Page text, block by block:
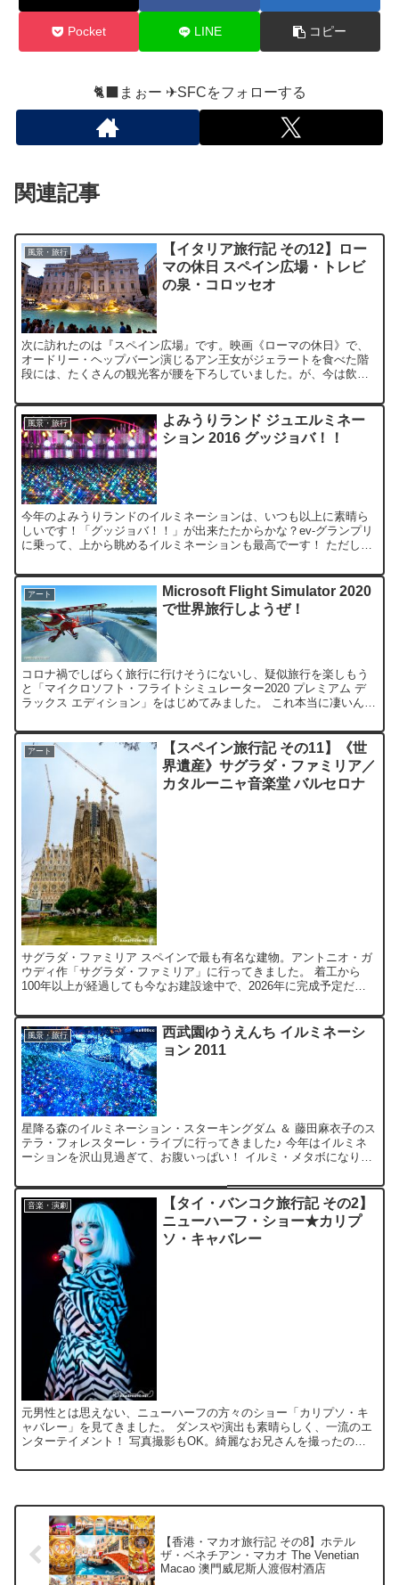
Pocket LINE コピー
🐈‍⬛まぉー ✈︎SFCをフォローする
関連記事
風景・旅行
【イタリア旅行記 その12】ロー
マの休日 スペイン広場・トレビ
の泉・コロッセオ
次に訪れたのは『スペイン広場』です。映画《ローマの休日》で、
オードリー・ヘップバーン演じるアン王女がジェラートを食べた階
段には、たくさんの観光客が腰を下ろしていました。が、今は飲食
噴...
風景・旅行
よみうりランド ジュエルミネー
ション 2016 グッジョバ！！
今年のよみうりランドのイルミネーションは、いつも以上に素晴ら
しいです！「グッジョバ！！」が出来たたからかな？ev-グランプリ
に乗って、上から眺めるイルミネーションも最高でーす！ ただし入
アート
Microsoft Flight Simulator 2020
で世界旅行しようぜ！
コロナ禍でしばらく旅行に行けそうにないし、疑似旅行を楽しもう
と「マイクロソフト・フライトシミュレーター2020 プレミアム デ
ラックス エディション」をはじめてみました。 これ本当に凄いんで
アート
【スペイン旅行記 その11】《世
界遺産》サグラダ・ファミリア／
カタルーニャ音楽堂 バルセロナ
サグラダ・ファミリア スペインで最も有名な建物。アントニオ・ガ
ウディ作「サグラダ・ファミリア」に行ってきました。 着工から
100年以上が経過しても今なお建設途中で、2026年に完成予定だそ
風景・旅行
西武園ゆうえんち イルミネーシ
ョン 2011
星降る森のイルミネーション・スターキングダム ＆ 藤田麻衣子のス
テラ・フォレスターレ・ライブに行ってきました♪ 今年はイルミネ
ーションを沢山見過ぎて、お腹いっぱい！ イルミ・メタボになりそ
音楽・演劇
【タイ・バンコク旅行記 その2】
ニューハーフ・ショー★カリプ
ソ・キャバレー
元男性とは思えない、ニューハーフの方々のショー「カリプソ・キ
ャバレー」を見てきました。 ダンスや演出も素晴らしく、一流のエ
ンターテイメント！ 写真撮影もOK。綺麗なお兄さんを撮ったのは
【香港・マカオ旅行記 その8】ホテル
ザ・ベネチアン・マカオ The Venetian
Macao 澳門威尼斯人渡假村酒店